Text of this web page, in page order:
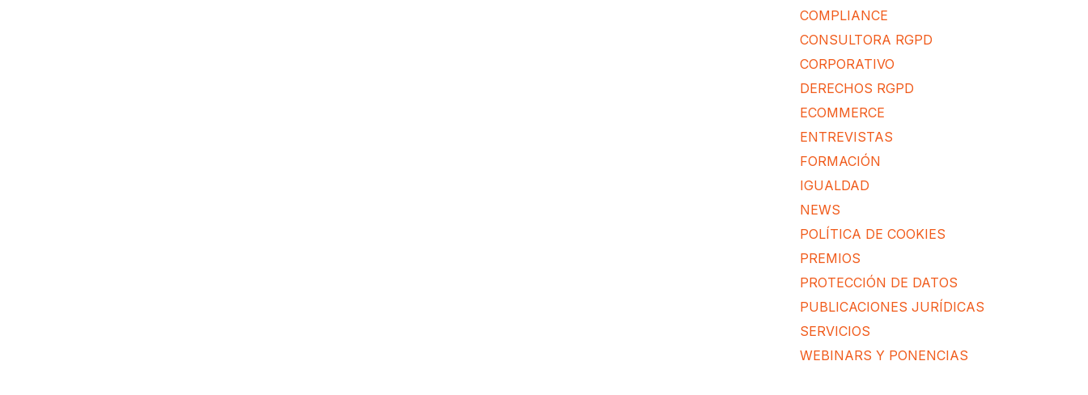
COMPLIANCE
CONSULTORA RGPD
CORPORATIVO
DERECHOS RGPD
ECOMMERCE
ENTREVISTAS
FORMACIÓN
IGUALDAD
NEWS
POLÍTICA DE COOKIES
PREMIOS
PROTECCIÓN DE DATOS
PUBLICACIONES JURÍDICAS
SERVICIOS
WEBINARS Y PONENCIAS